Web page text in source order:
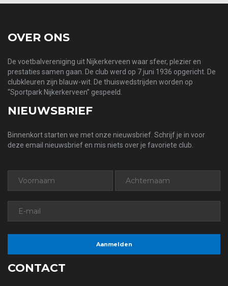
OVER ONS
De voetbalvereniging uit Nijkerkerveen waar sfeer, plezier en
prestaties samen gaan. De club werd op 7 juni 1936 opgericht. De
clubkleuren zijn blauw-wit. De thuiswedstrijden worden op
“Sportpark Nijkerkerveen” gespeeld.
NIEUWSBRIEF
Binnenkort starten we met onze nieuwsbrief. Schrijf je in voor
deze email nieuwsbrief en mis niets over je favoriete club.
CONTACT